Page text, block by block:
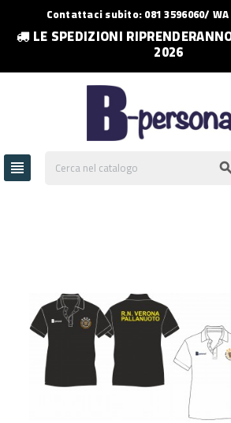
Contattaci subito: 081 3596060/ WA
LE SPEDIZIONI
2026
